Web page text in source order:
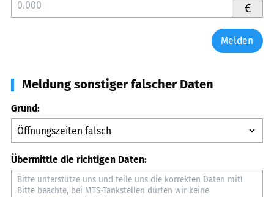
€
Melden
Meldung sonstiger falscher Daten
Grund:
Übermittle die richtigen Daten: